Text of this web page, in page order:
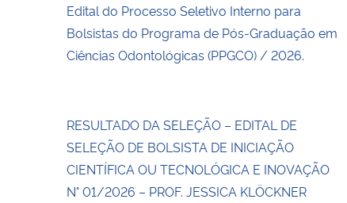
Edital do Processo Seletivo Interno para
Bolsistas do Programa de Pós-Graduação em
Ciências Odontológicas (PPGCO) / 2026.
RESULTADO DA SELEÇÃO – EDITAL DE
SELEÇÃO DE BOLSISTA DE INICIAÇÃO
CIENTÍFICA OU TECNOLÓGICA E INOVAÇÃO
N° 01/2026 – PROF. JESSICA KLÖCKNER